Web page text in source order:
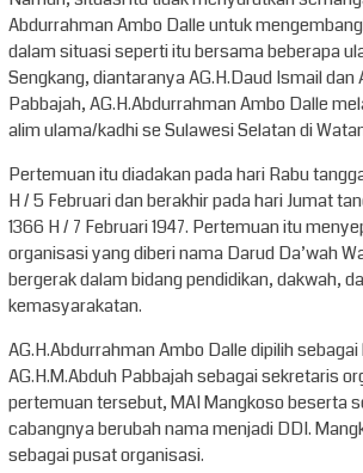
Abdurrahman Ambo Dalle untuk
dalam situasi seperti itu bersama beberapa
Sengkang, diantaranya AG.H.Daud Ismail dan
Pabbajah, AG.H.Abdurrahman Ambo Dalle
alim ulama/kadhi se Sulawesi Selatan di
Pertemuan itu diadakan pada hari Rabu
H / 5 Februari dan berakhir pada hari Jumat
1366 H / 7 Februari 1947. Pertemuan itu
organisasi yang diberi nama Darud Da’wah
bergerak dalam bidang pendidikan, dakwah,
kemasyarakatan.
AG.H.Abdurrahman Ambo Dalle dipilih
AG.H.M.Abduh Pabbajah sebagai sekretaris
pertemuan tersebut, MAI Mangkoso beserta
cabangnya berubah nama menjadi DDI.
sebagai pusat organisasi.